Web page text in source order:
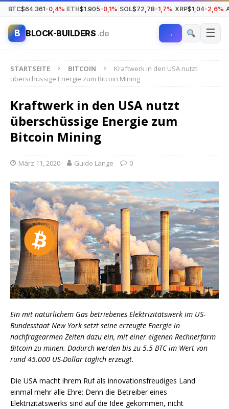
BTC$64.361-0,4% ETH$1.905-0,1% SOL$72,78-1,7% XRP$1,04-2,6%
B BLOCK-BUILDERS .de → ☰
STARTSEITE BITCOIN
Kraftwerk in den USA nutzt
überschüssige Energie zum Bitcoin Mining
Kraftwerk in den USA nutzt
überschüssige Energie zum
Bitcoin Mining
März 11, 2020 Guido Lange 0
Ein mit natürlichem Gas betriebenes Elektrizitätswerk im US-
Bundesstaat New York setzt seine erzeugte Energie in
nachfragearmen Zeiten dazu ein, mit einer eigenen Rechnerfarm
Bitcoin zu minen. Dadurch werden bis zu 5.5 BTC im Wert von
rund 45.000 US-Dollar täglich erzeugt.
Die USA macht ihrem Ruf als innovationsfreudiges Land
einmal mehr alle Ehre: Denn die Betreiber eines
Elektrizitätswerks sind auf die Idee gekommen, nicht